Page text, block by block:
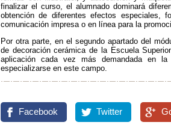
finalizar el curso, el alumnado dominará
obtención de diferentes efectos especiales,
comunicación impresa o en línea para la
Por otra parte, en el segundo apartado del
de decoración cerámica de la Escuela
aplicación cada vez más demandada en
especializarse en este campo.
Facebook Twitter